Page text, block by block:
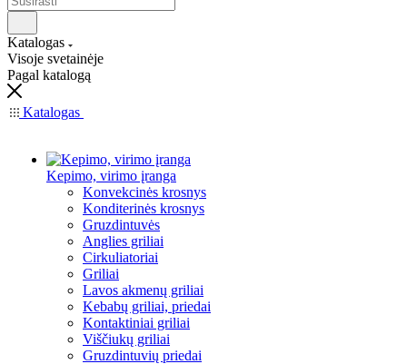
Katalogas
Visoje svetainėje
Pagal katalogą
Katalogas
Kepimo, virimo įranga
Konvekcinės krosnys
Konditerinės krosnys
Gruzdintuvės
Anglies griliai
Cirkuliatoriai
Griliai
Lavos akmenų griliai
Kebabų griliai, priedai
Kontaktiniai griliai
Viščiukų griliai
Gruzdintuvių priedai